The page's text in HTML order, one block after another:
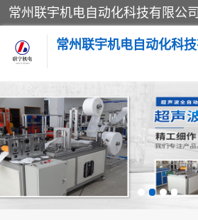
常州联宇机电自动化科
压花定型机以及压花模具 超
高频热合机 超
超声波复合压花机 凹